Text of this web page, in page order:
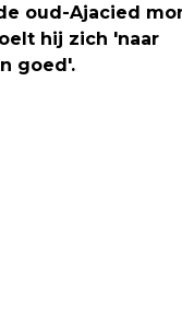
oud-Ajacied
hij zich 'naar
goed'.